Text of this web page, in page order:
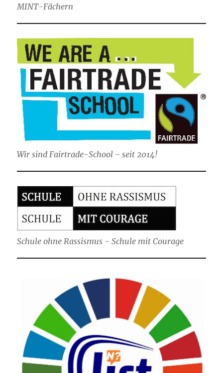
MINT-Fächern
Wir sind Fairtrade-School - seit 2014!
Schule ohne Rassismus - Schule mit Courage